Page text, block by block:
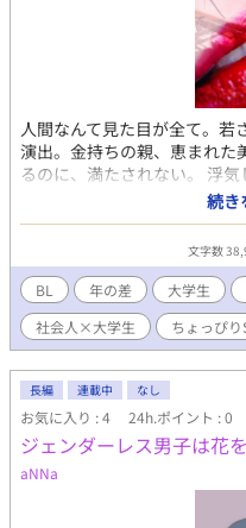
人間なんて見た目が全て。若
演出。金持ちの親、恵まれた
るのに、満たされない。 浮
雨宮薫は親の力でなんとか
ングに通わなくてはいけなく
は驚くほど美形で、妙な視
続き
文字数
BL 年の差 大学生
社会人×大学生
ちょっぴり
長編 連載中 なし
お気に入り : 4 24h.ポイント : 0
ジェンダーレス男子は花
aNNa